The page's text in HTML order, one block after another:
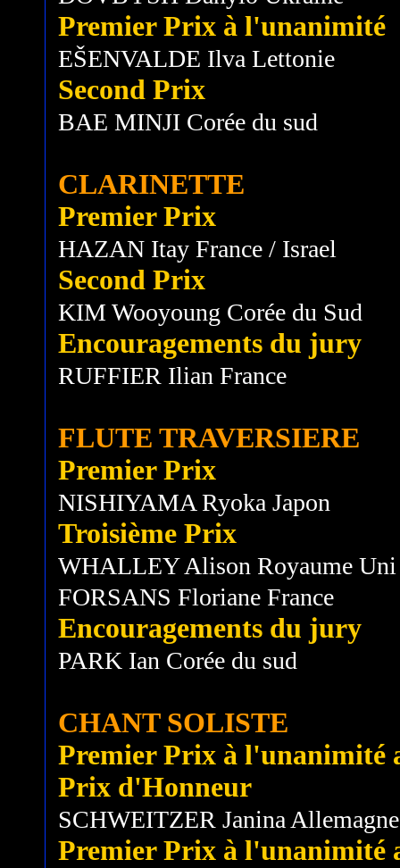
Premier Prix à l'unanimité
EŠENVALDE Ilva Lettonie
Second Prix
BAE MINJI Corée du sud
CLARINETTE
Premier Prix
HAZAN Itay France / Israel
Second Prix
KIM Wooyoung Corée du Sud
Encouragements du jury
RUFFIER Ilian France
FLUTE TRAVERSIERE
Premier Prix
NISHIYAMA Ryoka Japon
Troisième Prix
WHALLEY Alison Royaume Uni
FORSANS Floriane France
Encouragements du jury
PARK Ian Corée du sud
CHANT SOLISTE
Premier Prix à l'unanimité
Prix d'Honneur
SCHWEITZER Janina Allemagne
Premier Prix à l'unanimité